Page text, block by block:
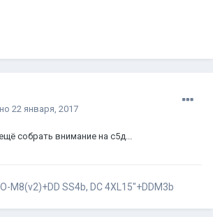
22 января, 2017
собрать внимание на с5д...
M8(v2)+DD SS4b, DC 4XL15"+DDM3b